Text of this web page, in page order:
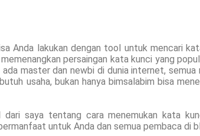
Anda lakukan dengan tool untuk mencari
persaingan kata kunci yang
ada master dan newbi di dunia internet,
usaha, bukan hanya bimsalabim bisa
dari saya tentang cara menemukan kata
untuk Anda dan semua pembaca di